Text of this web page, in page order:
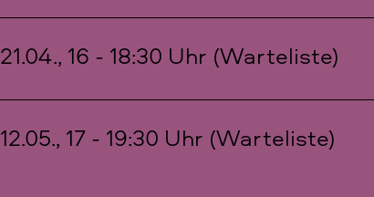
21.04., 16 - 18:30 Uhr (Warteliste)
12.05., 17 - 19:30 Uhr (Warteliste)